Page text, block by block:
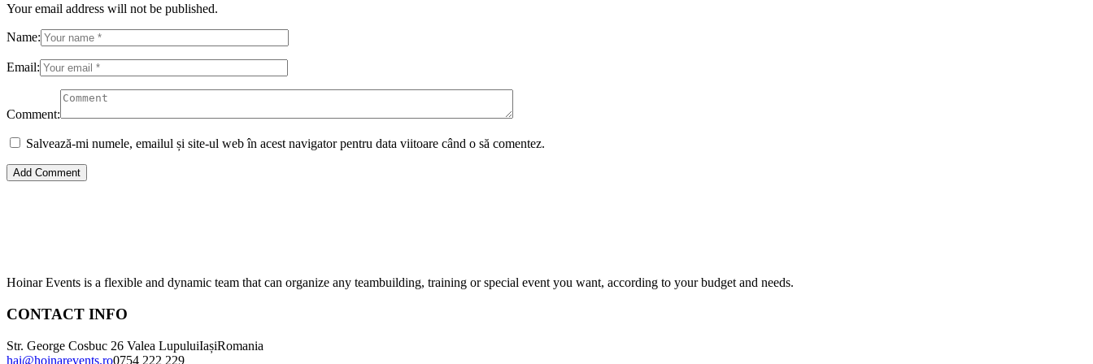
Your email address will not be published.
Name:
Email:
Comment:
Salvează-mi numele, emailul și site-ul web în acest navigator pentru data viitoare când o să comentez.
Hoinar Events is a flexible and dynamic team that can organize any teambuilding, training or special event you want, according to your budget and needs.
CONTACT INFO
Str. George Cosbuc 26 Valea LupuluiIașiRomania
hai@hoinarevents.ro0754 222 229